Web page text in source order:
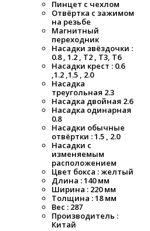
Пинцет с чехлом
Отвёртка с зажимом
на резьбе
Магнитный
переходник
Насадки звёздочки :
0.8 , 1.2 , T2 , T3, T6
Насадки крест : 0.6
,1.2 ,1.5 , 2.0
Насадка
треугольная 2.3
Насадка двойная 2.6
Насадка одинарная
0.8
Насадки обычные
отвёртки : 1.5 , 2.0
Насадки с
изменяемым
расположением
Цвет бокса : желтый
Длина : 140 мм
Ширина : 220 мм
Толщина : 18 мм
Вес : 287
Производитель :
Китай